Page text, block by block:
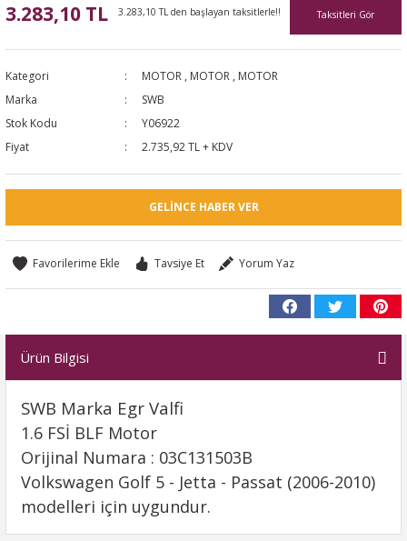
3.283,10 TL 3.283,10 TL den başlayan taksitlerle!! Taksitleri Gör
Kategori MOTOR , MOTOR , MOTOR
Marka
SWB
Stok Kodu
Y06922
Fiyat
2.735,92 TL + KDV
GELINCE HABER VER
Tavsiye Et Yorum Yaz
Ürün Bilgisi
SWB Marka Egr Valfi
1.6 FSİ BLF Motor
Orijinal Numara : 03C131503B
Volkswagen Golf 5 - Jetta - Passat (2006-2010)
modelleri için uygundur.